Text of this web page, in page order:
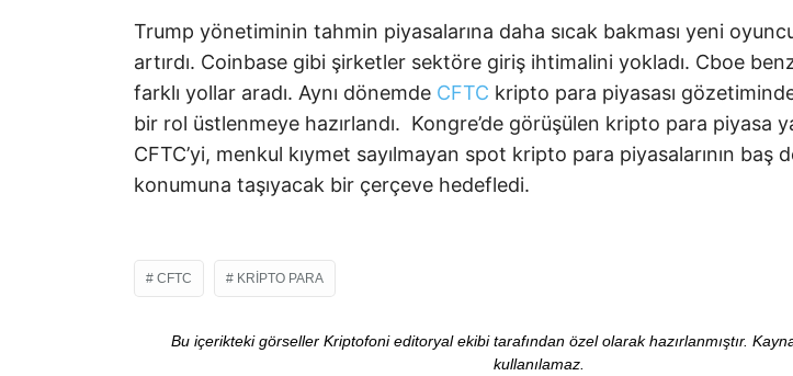
Trump yönetiminin tahmin piyasalarına daha sıcak bakması yeni
artırdı. Coinbase gibi şirketler sektöre giriş ihtimalini yokladı. Cboe
farklı yollar aradı. Aynı dönemde CFTC kripto para piyasası
bir rol üstlenmeye hazırlandı. Kongre’de görüşülen kripto para piyasa
CFTC’yi, menkul kıymet sayılmayan spot kripto para piyasalarının baş
konumuna taşıyacak bir çerçeve hedefledi.
CFTC KRIPTO PARA
Bu içerikteki görseller Kriptofoni editoryal ekibi tarafından özel olarak hazırlanmıştır.
kullanılamaz.